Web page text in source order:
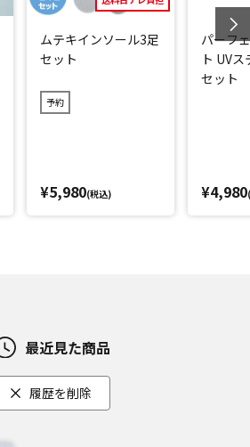
ムテキインソール3足
セット
予約
¥5,980(税込)
パーフ
ト UV
セット
¥4,980
最近見た商品
履歴を削除